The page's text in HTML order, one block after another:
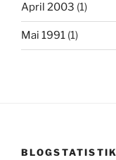
April 2003 (1)
Mai 1991 (1)
BLOGSTATISTIK